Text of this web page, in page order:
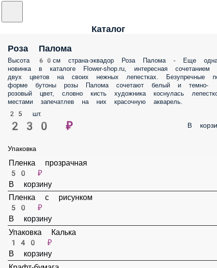
Каталог
Роза Палома
Высота 60см страна-эквадор Роза Палома - Еще одна новинка в
каталоге Flower-shop.ru, интересная сочетанием двух цветов на
нежных лепестках. Безупречные по форме бутоны розы Палома
сочетают белый и темно-розовый цвет, словно кисть художника
коснулась лепестков, местами запечатлев на них красочную
25 шт.
230 ₽
50 ₽
В корзину
Пленка с рисунком
50 ₽
В корзину
Упаковка Калька
140 ₽
В корзину